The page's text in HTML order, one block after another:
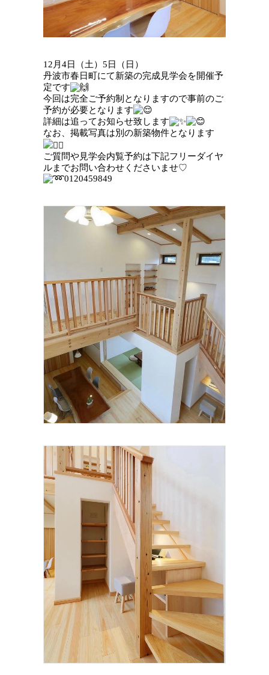
12月4日（土）5日（日）
丹波市春日町にて新築の完成見学会を開催予
定です
今回は完全ご予約制となりますので事前のご
予約が必要となります
詳細は追ってお知らせ致します
なお、掲載写真は別の新築物件となります
ご質問や見学会内覧予約は下記フリーダイヤ
ルまでお問い合わせくださいませ♡
0120459849